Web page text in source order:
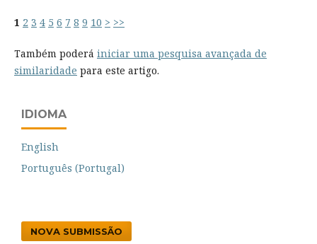
1 2 3 4 5 6 7 8 9 10 > >>
Também poderá iniciar uma pesquisa avançada de
similaridade para este artigo.
IDIOMA
English
Português (Portugal)
NOVA SUBMISSÃO